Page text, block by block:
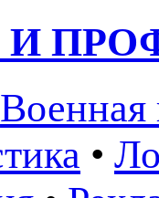
И
Военная
•